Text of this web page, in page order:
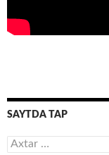
SAYTDA TAP
Axtarış: